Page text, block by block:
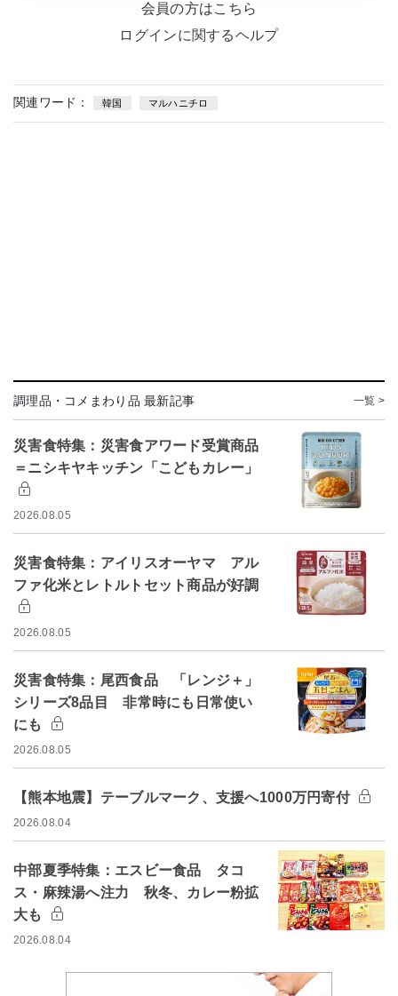
会員の方はこちら
ログインに関するヘルプ
関連ワード： 韓国 マルハニチロ
調理品・コメまわり品 最新記事 一覧 >
災害食特集：災害食アワード受賞商品
＝ニシキヤキッチン「こどもカレー」
2026.08.05
災害食特集：アイリスオーヤマ アル
ファ化米とレトルトセット商品が好調
2026.08.05
災害食特集：尾西食品 「レンジ＋」
シリーズ8品目 非常時にも日常使い
にも
2026.08.05
【熊本地震】テーブルマーク、支援へ1000万円寄付
2026.08.04
中部夏季特集：エスビー食品 タコ
ス・麻辣湯へ注力 秋冬、カレー粉拡
大も
2026.08.04